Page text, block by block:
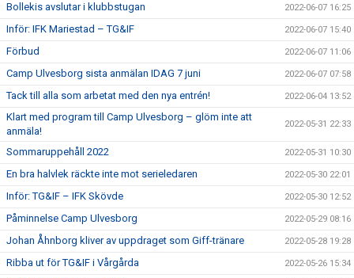
Bollekis avslutar i klubbstugan 2022-06-07 16:25
Inför: IFK Mariestad – TG&IF 2022-06-07 15:40
Förbud 2022-06-07 11:06
Camp Ulvesborg sista anmälan IDAG 7 juni 2022-06-07 07:58
Tack till alla som arbetat med den nya entrén! 2022-06-04 13:52
Klart med program till Camp Ulvesborg – glöm inte att
anmäla!
2022-05-31 22:33
Sommaruppehåll 2022 2022-05-31 10:30
En bra halvlek räckte inte mot serieledaren 2022-05-30 22:01
Inför: TG&IF – IFK Skövde 2022-05-30 12:52
Påminnelse Camp Ulvesborg 2022-05-29 08:16
Johan Åhnborg kliver av uppdraget som Giff-tränare 2022-05-28 19:28
Ribba ut för TG&IF i Vårgårda 2022-05-26 15:34